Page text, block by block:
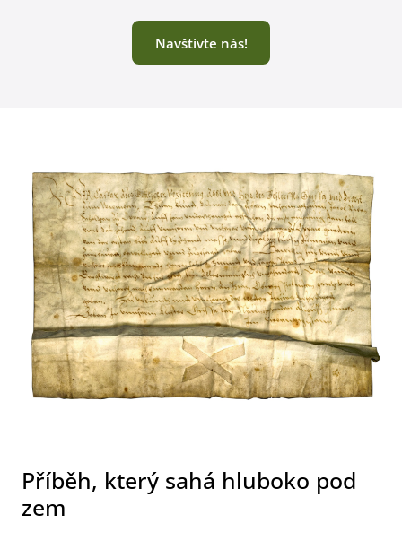
Navštivte nás!
Příběh, který sahá hluboko pod
zem